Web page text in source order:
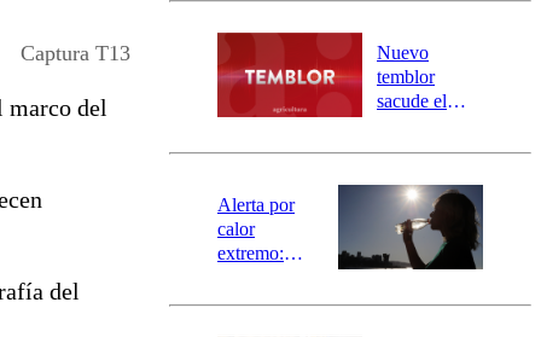
Captura T13
marco del
del
río Damas:
activa
mensajería
SAE
Nuevo
temblor
sacude el
revisa la
epicentro
Alerta por
calor
extremo:
activa Alerta